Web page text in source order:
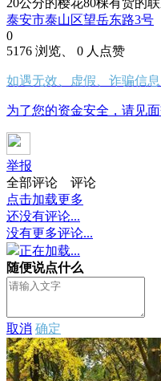
泰安市泰山区望岳东路3号
0
5176 浏览、 0 人点赞
如遇无效、虚假、诈骗信
为了您的资金安全，请见
举报
全部评论
评论
点击加载更多
还没有评论...
没有更多评论...
正在加载...
随便说点什么
取消 确定